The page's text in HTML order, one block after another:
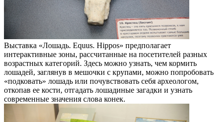
Выставка «Лошадь. Equus. Hippos» предполагает
интерактивные зоны, рассчитанные на посетителей разных
возрастных категорий. Здесь можно узнать, чем кормить
лошадей, заглянув в мешочки с крупами, можно попробовать
«подковать» лошадь или почувствовать себя археологом,
откопав ее кости, отгадать лошадиные загадки и узнать
современные значения слова конек.